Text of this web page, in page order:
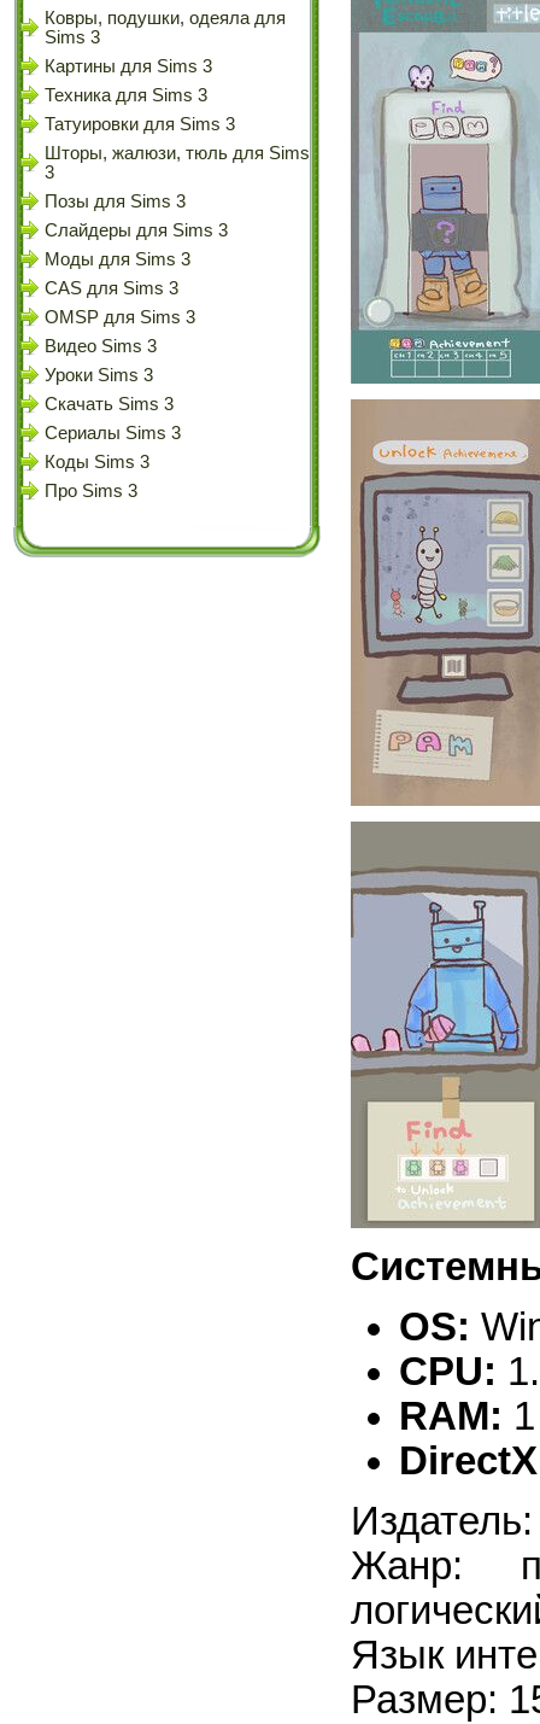
Ковры, подушки, одеяла для
Sims 3
Картины для Sims 3
Техника для Sims 3
Татуировки для Sims 3
Шторы, жалюзи, тюль для Sims
3
Позы для Sims 3
Слайдеры для Sims 3
Моды для Sims 3
CAS для Sims 3
OMSP для Sims 3
Видео Sims 3
Уроки Sims 3
Скачать Sims 3
Сериалы Sims 3
Коды Sims 3
Про Sims 3
OS:
CPU:
RAM:
Жанр:
Язык
Размер: